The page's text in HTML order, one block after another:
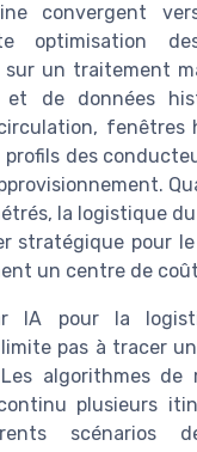
convergent
optimisation
sur un traitement
de données
fenêtres
profils des
la logistique
stratégique pour
un centre de
IA pour la
pas à tracer
algorithmes de
plusieurs
scénarios